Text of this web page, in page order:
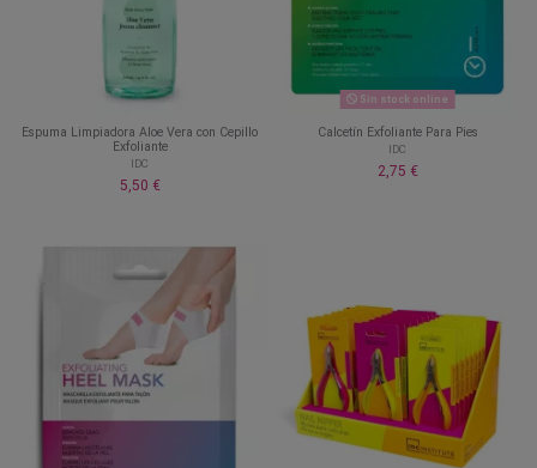
Espuma Limpiadora Aloe Vera con Cepillo
Exfoliante
IDC
5,50 €
Sin stock online
Calcetín Exfoliante Para Pies
IDC
2,75 €